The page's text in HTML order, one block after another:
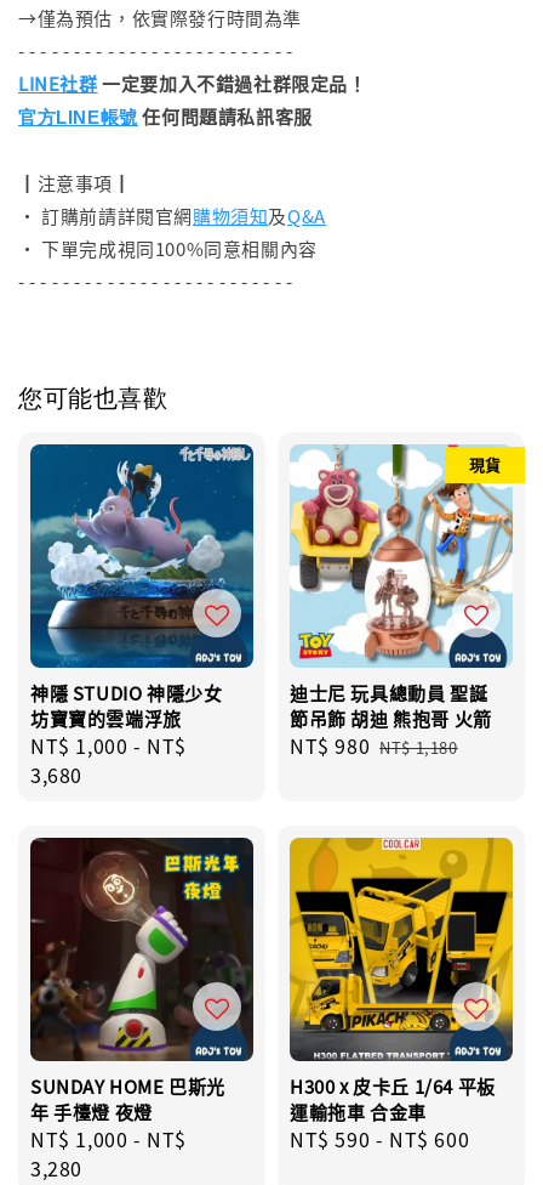
→僅為預估，依實際發行時間為準
- - - - - - - - - - - - - - - - - - - - - - - - -
LINE社群一定要加入不錯過社群限定品！
官方LINE帳號 任何問題請私訊客服
┃注意事項┃
• 訂購前請詳閱官網購物須知及Q&A
• 下單完成視同100%同意相關內容
- - - - - - - - - - - - - - - - - - - - - - - - -
您可能也喜歡
神隱 STUDIO 神隱少女
坊寶寶的雲端浮旅
Regular
price
NT$ 1,000 - NT$
3,680
現貨
迪士尼 玩具總動員 聖誕
節吊飾 胡迪 熊抱哥 火箭
Sale
NT$ 980 Regular
NT$ 1,180
SUNDAY HOME 巴斯光
年 手檯燈 夜燈
Regular
price
NT$ 1,000 - NT$
3,280
H300 x 皮卡丘 1/64 平板
運輸拖車 合金車
Regular
NT$ 590 - NT$ 600